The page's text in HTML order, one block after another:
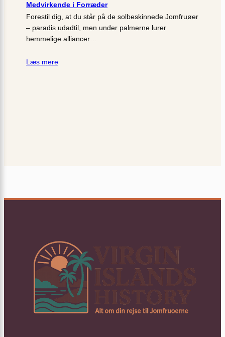
Medvirkende i Forræder
Forestil dig, at du står på de solbeskinnede Jomfruøer
– paradis udadtil, men under palmerne lurer
hemmelige alliancer…
Læs mere